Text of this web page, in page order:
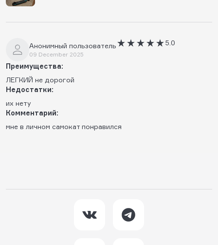
Анонимный пользователь
09 December 2025
5.0
Преимущества:
ЛЕГКИЙ не дорогой
Недостатки:
их нету
Комментарий:
мне в личном самокат понравился